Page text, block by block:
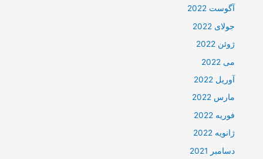
آگوست 2022
جولای 2022
ژوئن 2022
می 2022
آوریل 2022
مارس 2022
فوریه 2022
ژانویه 2022
دسامبر 2021